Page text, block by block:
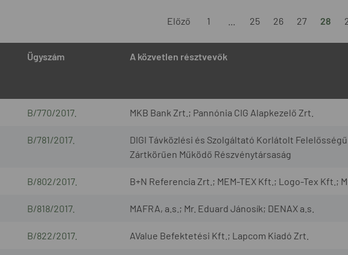
Előző 1 25 26 27 28
Ügyszám A közvetlen résztvevők
B/770/2017. MKB Bank Zrt.; Pannónia CIG Alapkezelő Zrt.
B/781/2017.
DIGI Távközlési és Szolgáltató Korlátolt
Zártkörűen Működő Részvénytársaság
B/802/2017. B+N Referencia Zrt.; MEM-TEX Kft.; Logo-Tex Kft.;
B/818/2017. MAFRA, a.s.; Mr. Eduard Jánosík; DENAX a.s.
B/822/2017. AValue Befektetési Kft.; Lapcom Kiadó Zrt.